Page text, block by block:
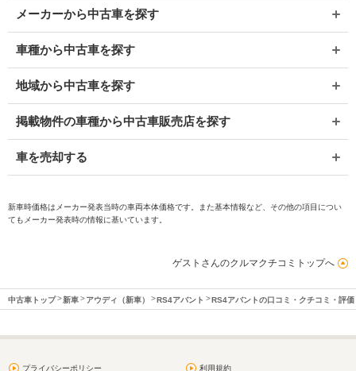
メーカーから中古車を探す
車種から中古車を探す
地域から中古車を探す
掲載物件の車種から中古車販売店を探す
車を売却する
新車時価格はメーカー発表当時の車両本体価格です。また基本情報など、その他の項目につい
てもメーカー発表時の情報に基いています。
ゲストさんのクルマクチコミトップへ
中古車トップ 新車 アウディ（新車） RS4アバント RS4アバントの口コミ・クチコミ・評
プライバシーポリシー 利用規約